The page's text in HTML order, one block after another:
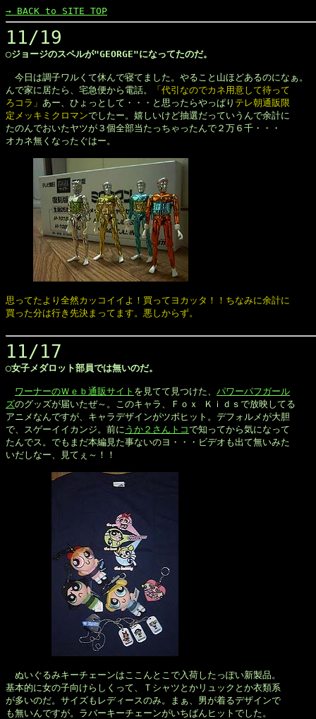
→ BACK to SITE TOP
11/19
◯ジョージのスペルが"GEORGE"になってたのだ。
今日は調子ワルくて休んで寝てました。やること山ほどあるのになぁ。
んで家に居たら、宅急便から電話。
「代引なのでカネ用意して待って
ろコラ」 あー、ひょっとして・・・と思ったらやっぱり テレ朝通販限
定メッキミクロマンでしたー。嬉しいけど抽選だっていうんで余計に
たのんでおいたヤツが３個全部当たっちゃったんで２万６千・・・
オカネ無くなったぐはー。
思ってたより全然カッコイイよ！買ってヨカッタ！！ちなみに余計に
買った分は行き先決まってます。悪しからず。
11/17
◯女子メダロット部員では無いのだ。
ワーナーのＷｅｂ通販サイト を見てて見つけた、 パワーパフガール
ズのグッズが届いたぜ～。このキャラ、Ｆｏｘ Ｋｉｄｓで放映してる
アニメなんですが、キャラデザインがツボヒット。デフォルメが大胆
で、スゲーイイカンジ。前に うか２さんトコで知ってから気になって
たんでス。でもまだ本編見た事ないのヨ・・・ビデオも出て無いみた
いだしなー、見てぇ～！！
ぬいぐるみキーチェーンはここんとこで入荷したっぽい新製品。
基本的に女の子向けらしくって、Ｔシャツとかリュックとか衣類系
が多いのだ。サイズもレディースのみ。まぁ、男が着るデザインで
も無いんですが。ラバーキーチェーンがいちばんヒットでした。